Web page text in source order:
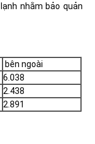
nhằm bảo quản
bên ngoài
6.038
2.438
2.891